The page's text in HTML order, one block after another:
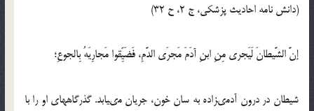
(دانش نامه احاديث پزشكي، ج 2، ح 32)
إنَّ الشَّيطانَ لَيَجري مِنِ ابنِ آدَمَ مَجرَى الدَّمِ، فَضَيِّقوا مَجارِيَهُ بِالجوعِ؛
شيطان در درون آدمى‏زاده به سان خون، جريان مى‏يابد. گذرگاه‏هاى او را با